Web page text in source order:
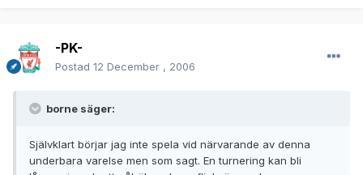
-PK-
Postad 12 December , 2006
borne säger:
Självklart börjar jag inte spela vid närvarande av denna
underbara varelse men som sagt. En turnering kan bli